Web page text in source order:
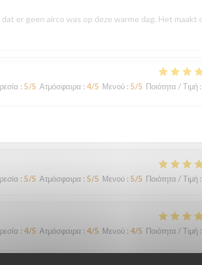
er geen airco was op deze warme dag. Het maakt
: 5/5 Ατμόσφαιρα : 4/5 Μενού: 5/5 Ποιότητα / Τιμή:
: 5/5 Ατμόσφαιρα : 5/5 Μενού: 5/5 Ποιότητα / Τιμή:
: 4/5 Ατμόσφαιρα : 4/5 Μενού: 4/5 Ποιότητα / Τιμή: